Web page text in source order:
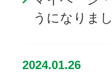
うになりま
2024.01.26